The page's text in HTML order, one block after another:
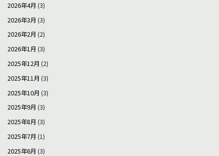
2026年4月 (3)
2026年3月 (3)
2026年2月 (2)
2026年1月 (3)
2025年12月 (2)
2025年11月 (3)
2025年10月 (3)
2025年9月 (3)
2025年8月 (3)
2025年7月 (1)
2025年6月 (3)